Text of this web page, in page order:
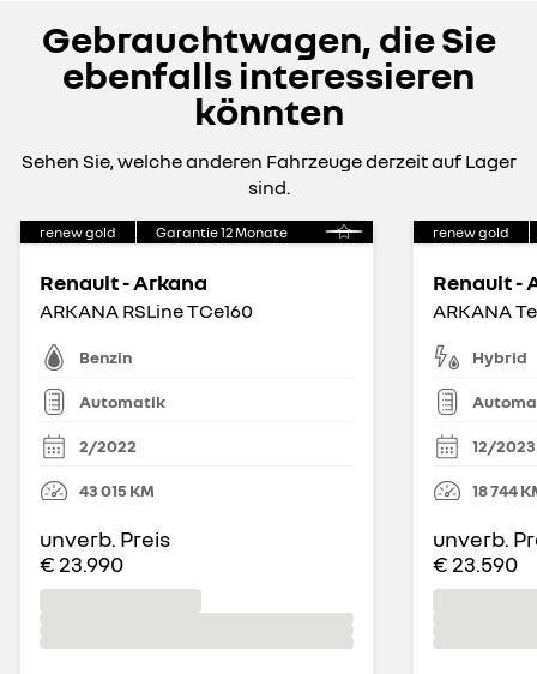
Gebrauchtwagen, die Sie
ebenfalls interessieren
könnten
Sehen Sie, welche anderen Fahrzeuge derzeit auf Lager
sind.
renew gold Garantie12Monate
Renault - Arkana
ARKANA RSLine TCe160
Benzin
Automatik
2/2022
43 015 KM
unverb. Preis
€ 23.990
renew gold
Renault -
ARKANA
Hybrid
12/2023
18 744
unverb.
€ 23.590